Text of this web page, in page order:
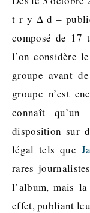
t r y Δ d –
composé de 17
l’on considère
groupe avant
groupe n’est
connaît
disposition sur
légal tels que
rares
l’album, mais
effet, publiant